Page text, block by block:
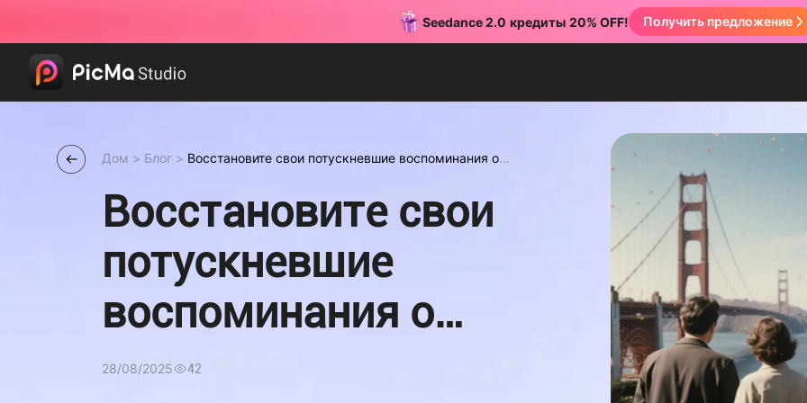
Дом > Блог > Восстановите свои потускневшие воспоминания о
Восстановите свои
потускневшие
воспоминания о
путешествиях
28/08/2025 42
Seedance 2.0 кредиты 20% OFF! Получить предложение